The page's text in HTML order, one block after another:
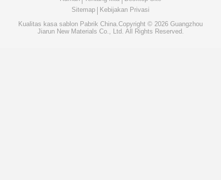
Sitemap
Kebijakan Privasi
Kualitas kasa sablon Pabrik China.Copyright © 2026 Guangzhou
Jiarun New Materials Co., Ltd. All Rights Reserved.